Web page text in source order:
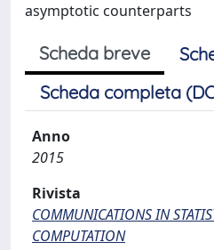
asymptotic counterparts
Scheda breve
Scheda completa
Anno
2015
Rivista
COMMUNICATIONS IN
COMPUTATION